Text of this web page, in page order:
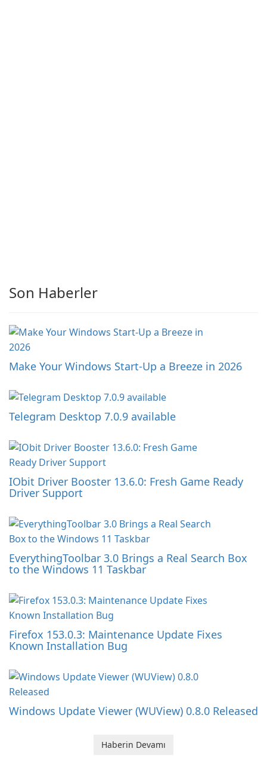
Son Haberler
Make Your Windows Start-Up a Breeze in 2026
Telegram Desktop 7.0.9 available
IObit Driver Booster 13.6.0: Fresh Game Ready
Driver Support
EverythingToolbar 3.0 Brings a Real Search Box
to the Windows 11 Taskbar
Firefox 153.0.3: Maintenance Update Fixes
Known Installation Bug
Windows Update Viewer (WUView) 0.8.0 Released
Haberin Devamı